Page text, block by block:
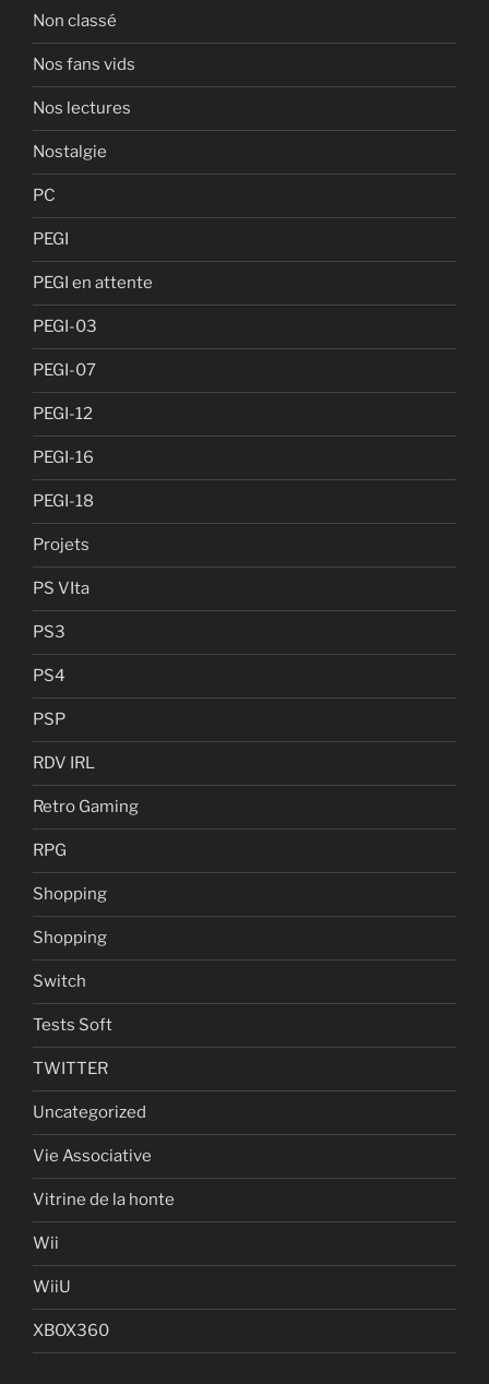
Non classé
Nos fans vids
Nos lectures
Nostalgie
PC
PEGI
PEGI en attente
PEGI-03
PEGI-07
PEGI-12
PEGI-16
PEGI-18
Projets
PS VIta
PS3
PS4
PSP
RDV IRL
Retro Gaming
RPG
Shopping
Shopping
Switch
Tests Soft
TWITTER
Uncategorized
Vie Associative
Vitrine de la honte
Wii
WiiU
XBOX360